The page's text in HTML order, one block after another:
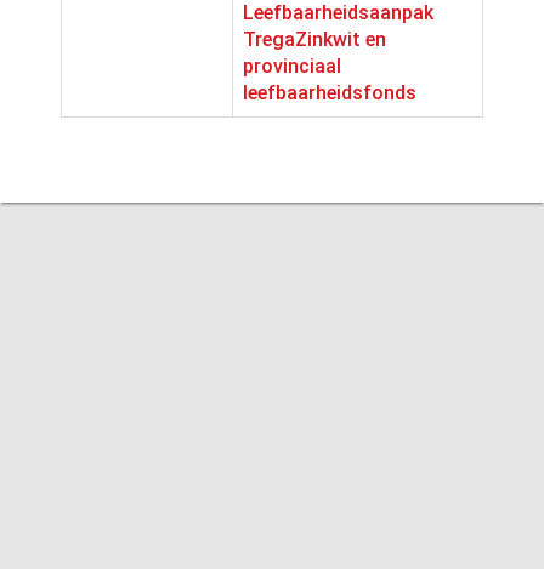
Leefbaarheidsaanpak
TregaZinkwit en
provinciaal
leefbaarheidsfonds